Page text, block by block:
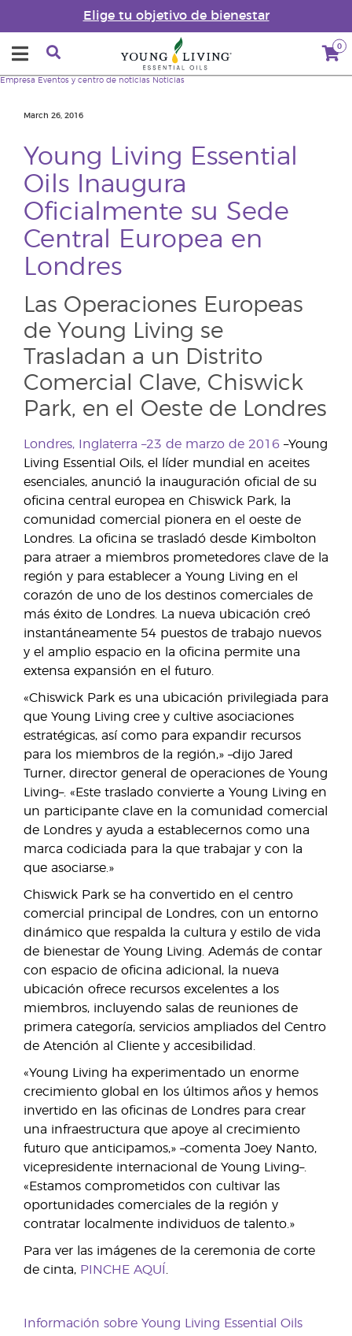
Elige tu objetivo de bienestar
0
Empresa Eventos y centro de noticias Noticias
March 26, 2016
Young Living Essential
Oils Inaugura
Oficialmente su Sede
Central Europea en
Londres
Las Operaciones Europeas
de Young Living se
Trasladan a un Distrito
Comercial Clave, Chiswick
Park, en el Oeste de Londres
Londres, Inglaterra –23 de marzo de 2016 –Young
Living Essential Oils, el líder mundial en aceites
esenciales, anunció la inauguración oficial de su
oficina central europea en Chiswick Park, la
comunidad comercial pionera en el oeste de
Londres. La oficina se trasladó desde Kimbolton
para atraer a miembros prometedores clave de la
región y para establecer a Young Living en el
corazón de uno de los destinos comerciales de
más éxito de Londres. La nueva ubicación creó
instantáneamente 54 puestos de trabajo nuevos
y el amplio espacio en la oficina permite una
extensa expansión en el futuro.
«Chiswick Park es una ubicación privilegiada para
que Young Living cree y cultive asociaciones
estratégicas, así como para expandir recursos
para los miembros de la región,» –dijo Jared
Turner, director general de operaciones de Young
Living–. «Este traslado convierte a Young Living en
un participante clave en la comunidad comercial
de Londres y ayuda a establecernos como una
marca codiciada para la que trabajar y con la
que asociarse.»
Chiswick Park se ha convertido en el centro
comercial principal de Londres, con un entorno
dinámico que respalda la cultura y estilo de vida
de bienestar de Young Living. Además de contar
con espacio de oficina adicional, la nueva
ubicación ofrece recursos excelentes a los
miembros, incluyendo salas de reuniones de
primera categoría, servicios ampliados del Centro
de Atención al Cliente y accesibilidad.
«Young Living ha experimentado un enorme
crecimiento global en los últimos años y hemos
invertido en las oficinas de Londres para crear
una infraestructura que apoye al crecimiento
futuro que anticipamos,» –comenta Joey Nanto,
vicepresidente internacional de Young Living–.
«Estamos comprometidos con cultivar las
oportunidades comerciales de la región y
contratar localmente individuos de talento.»
Para ver las imágenes de la ceremonia de corte
de cinta, PINCHE AQUÍ
Información sobre Young Living Essential Oils